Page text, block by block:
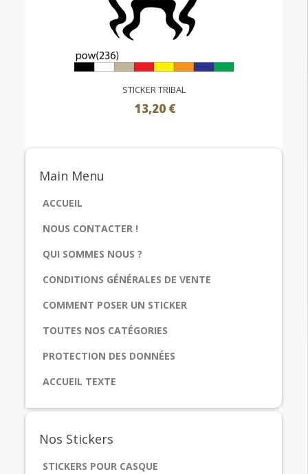
STICKER TRIBAL
13,20 €
Main Menu
ACCUEIL
NOUS CONTACTER !
QUI SOMMES NOUS ?
CONDITIONS GÉNÉRALES DE VENTE
COMMENT POSER UN STICKER
TOUTES NOS CATÉGORIES
PROTECTION DES DONNÉES
ACCUEIL TEXTE
Nos Stickers
STICKERS POUR CASQUE